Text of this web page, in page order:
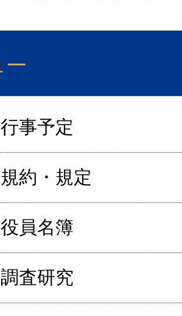
行事予定
規約・規定
役員名簿
調査研究